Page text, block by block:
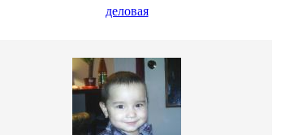
деловая